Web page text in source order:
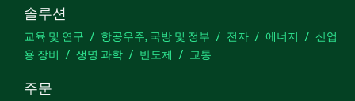
솔루션
교육 및 연구 항공우주, 국방 및 정부 전자 에너지
산업
용 장비
생명 과학 반도체 교통
주문